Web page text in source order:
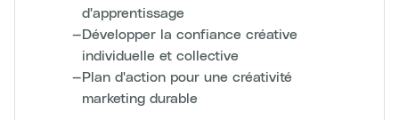
d'apprentissage
—Développer la confiance créative
individuelle et collective
—Plan d'action pour une créativité
marketing durable